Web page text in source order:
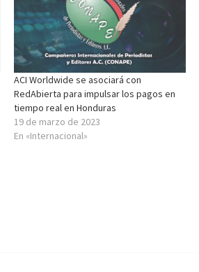
ACI Worldwide se asociará con
RedAbierta para impulsar los pagos en
tiempo real en Honduras
19 de marzo de 2023
En «Internacional»